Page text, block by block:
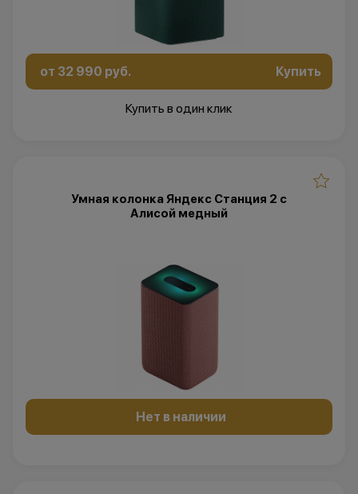
от 32 990 руб. Купить
Купить в один клик
Умная колонка Яндекс Станция 2 с
Алисой медный
Нет в наличии